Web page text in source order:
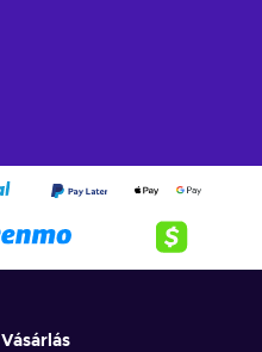
Vásárlás